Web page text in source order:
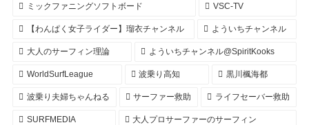
ミックファニングソフトボード VSC-TV
【わんぱく女子ライダー】瑠衣チャンネル よういちチャンネル
大人のサーフィン理論 よういちチャンネル@SpiritKooks
WorldSurfLeague 波乗り高知 黒川楓海都
波乗り夫婦ちゃんねる サーファー救助 ライフセーバー救助
SURFMEDIA 大人プロサーファーのサーフィン